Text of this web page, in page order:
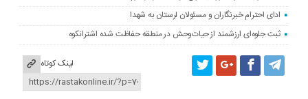
ادای احترام خبرنگاران و مسئولان لرستان به شهدا
ثبت جلوه‌ای ارزشمند از حیات‌وحش در منطقه حفاظت شده اشترانکوه
لینک کوتاه